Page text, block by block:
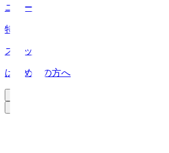
ニュース
特集
スタッツ
はじめての方へ